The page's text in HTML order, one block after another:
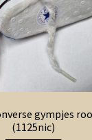
gympjes
(1125nic)